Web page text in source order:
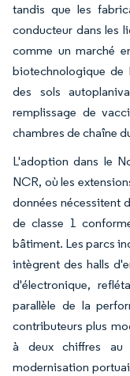
tandis que les
conducteur dans les
comme un marché
biotechnologique de
des sols
remplissage de
chambres de chaîne
L'adoption dans le
NCR, où les
données nécessitent
de classe 1
bâtiment. Les parcs
intègrent des halls
d'électronique,
parallèle de la
contributeurs plus
à deux chiffres
modernisation